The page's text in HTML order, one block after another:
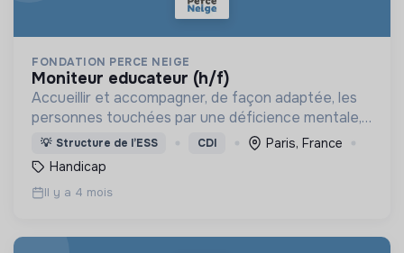
FONDATION PERCE NEIGE
moniteur educateur (h/f)
Accueillir et accompagner, de façon adaptée, les
personnes touchées par une déficience mentale,
un handicap physique ou psychique
💡 Structure de l’ESS CDI
Paris, France
Handicap
Il y a 4 mois